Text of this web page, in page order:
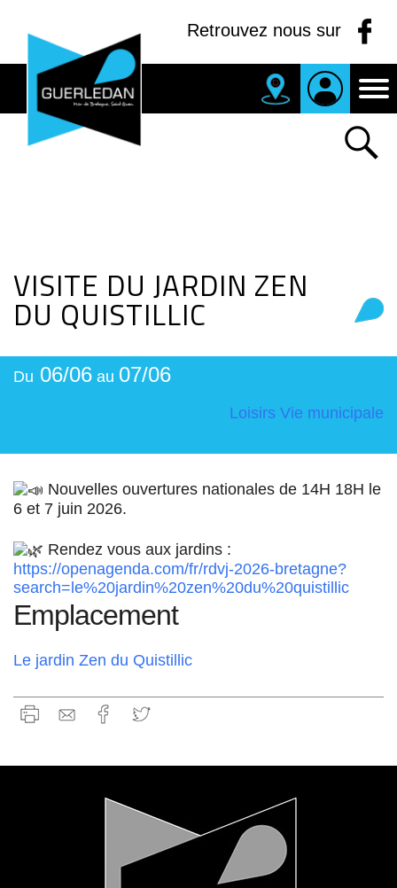
Retrouvez nous sur
VISITE DU JARDIN ZEN
DU QUISTILLIC
Du 06/06 au 07/06
Loisirs Vie municipale
Nouvelles ouvertures nationales de 14H 18H le
6 et 7 juin 2026.
Rendez vous aux jardins :
https://openagenda.com/fr/rdvj-2026-bretagne?
search=le%20jardin%20zen%20du%20quistillic
Emplacement
Le jardin Zen du Quistillic